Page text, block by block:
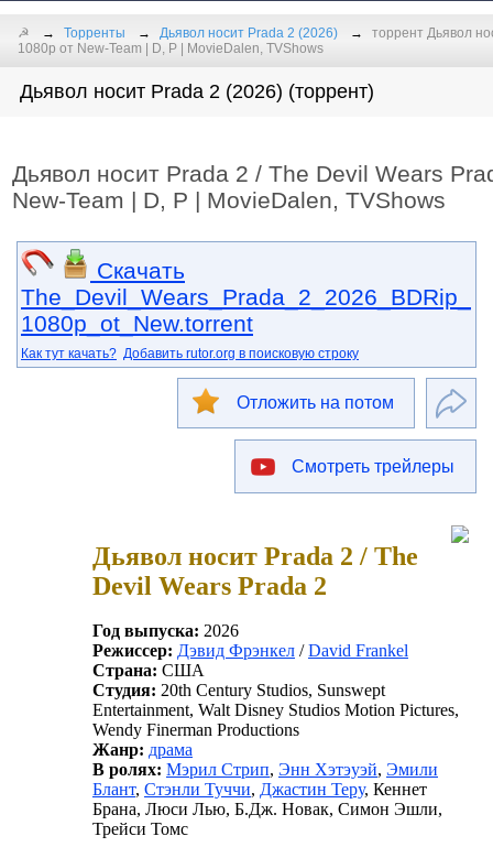
☭ Торренты Дьявол носит Prada 2 (2026)
торрент Дьявол
1080p от New-Team | D, P | MovieDalen, TVShows
Дьявол носит Prada 2 (2026) (торрент)
Дьявол носит Prada 2 / The Devil Wears
New-Team | D, P | MovieDalen, TVShows
Скачать
The_Devil_Wears_Prada_2_2026_BDRip_
1080p_ot_New.torrent
Как тут качать? Добавить rutor.org в поисковую строку
Отложить на потом
Смотреть трейлеры
Дьявол носит Prada 2 / The
Devil Wears Prada 2
Год выпуска: 2026
Режиссер: Дэвид Фрэнкел /David Frankel
Страна: США
Студия: 20th Century Studios, Sunswept
Entertainment, Walt Disney Studios Motion Pictures,
Wendy Finerman Productions
Жанр: драма
В ролях: Мэрил Стрип, Энн Хэтэуэй, Эмили
Блант, Стэнли Туччи, Джастин Теру, Кеннет
Брана, Люси Лью, Б.Дж. Новак, Симон Эшли,
Трейси Томс